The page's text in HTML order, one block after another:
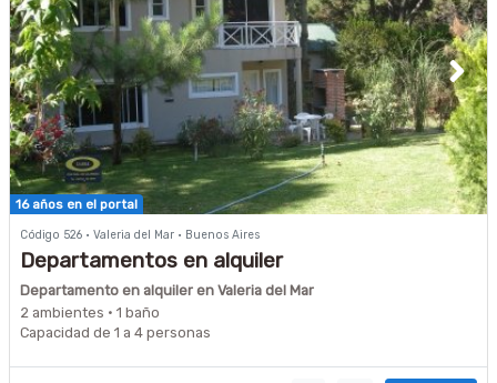
16 años en el portal
Código 526 · Valeria del Mar · Buenos Aires
Departamentos en alquiler
Departamento en alquiler en Valeria del Mar
2 ambientes · 1 baño
Capacidad de 1 a 4 personas